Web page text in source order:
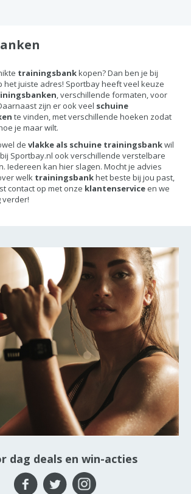
trainingsbankkopen? Dan ben je bij
het juiste adres! Sportbay heeft veel keuze
, verschillende formaten, voor
zijn er ook veel schuine
te vinden, met verschillende hoeken zodat
je maar wilt.
de vlakke als schuine trainingsbankwil
Sportbay.nl ook verschillende verstelbare
Iedereen kan hier slagen. Mocht je advies
welk trainingsbankhet beste bij jou past,
contact op met onze klantenservice en we
verder!
dag deals en win-acties